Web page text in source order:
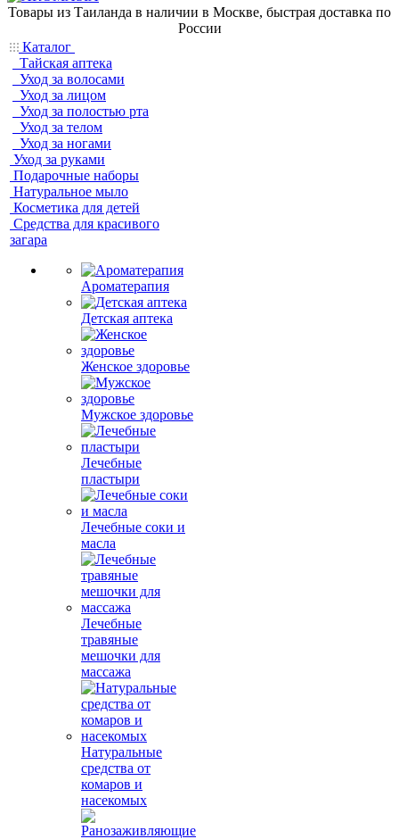
Товары из Таиланда в наличии в Москве, быстрая доставка по
России
Каталог
Тайская аптека
Уход за волосами
Уход за лицом
Уход за полостью рта
Уход за телом
Уход за ногами
Уход за руками
Подарочные наборы
Натуральное мыло
Косметика для детей
Средства для красивого
загара
Ароматерапия
Детская аптека
Женское здоровье
Мужское здоровье
Лечебные
пластыри
Лечебные соки и
масла
Лечебные
травяные
мешочки для
массажа
Натуральные
средства от
комаров и
насекомых